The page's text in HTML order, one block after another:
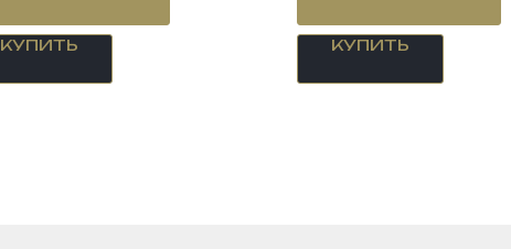
КУПИТЬ КУПИТЬ